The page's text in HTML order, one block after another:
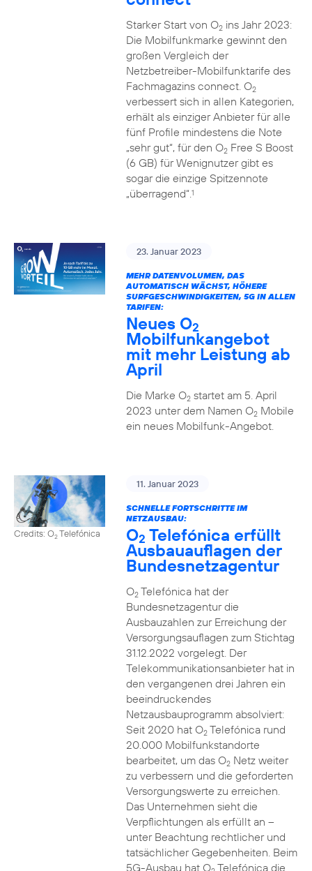
Starker Start von O2ins Jahr 2023:
Die Mobilfunkmarke gewinnt den
großen Vergleich der
Netzbetreiber-Mobilfunktarife des
Fachmagazins connect. O2
verbessert sich in allen Kategorien,
erhält als einziger Anbieter für alle
fünf Profile mindestens die Note
„sehr gut“, für den O2Free S Boost
(6 GB) für Wenignutzer gibt es
sogar die einzige Spitzennote
„überragend“.1
23. Januar 2023
MEHR DATENVOLUMEN, DAS
AUTOMATISCH WÄCHST, HÖHERE
SURFGESCHWINDIGKEITEN, 5G IN ALLEN
TARIFEN:
Neues O2
Mobilfunkangebot
mit mehr Leistung ab
April
Die Marke O2startet am 5. April
2023 unter dem Namen O2Mobile
ein neues Mobilfunk-Angebot.
Credits: O2Telefónica
11. Januar 2023
SCHNELLE FORTSCHRITTE IM
NETZAUSBAU:
O2 Telefónica erfüllt
Ausbauauflagen der
Bundesnetzagentur
O2Telefónica hat der
Bundesnetzagentur die
Ausbauzahlen zur Erreichung der
Versorgungsauflagen zum Stichtag
31.12.2022 vorgelegt. Der
Telekommunikationsanbieter hat in
den vergangenen drei Jahren ein
beeindruckendes
Netzausbauprogramm absolviert:
Seit 2020 hat O2Telefónica rund
20.000 Mobilfunkstandorte
bearbeitet, um das O2Netz weiter
zu verbessern und die geforderten
Versorgungswerte zu erreichen.
Das Unternehmen sieht die
Verpflichtungen als erfüllt an –
unter Beachtung rechtlicher und
tatsächlicher Gegebenheiten. Beim
5G-Ausbau hat O Telefónica die